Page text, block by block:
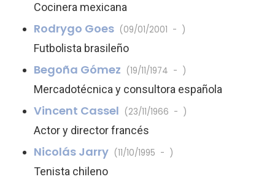
Cocinera mexicana
Rodrygo Goes (09/01/2001 - )
Futbolista brasileño
Begoña Gómez (19/11/1974 - )
Mercadotécnica y consultora española
Vincent Cassel (23/11/1966 - )
Actor y director francés
Nicolás Jarry (11/10/1995 - )
Tenista chileno